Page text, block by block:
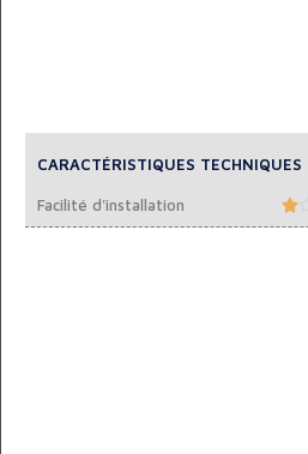
CARACTÉRISTIQUES TECHNIQUES
Facilité d'installation 